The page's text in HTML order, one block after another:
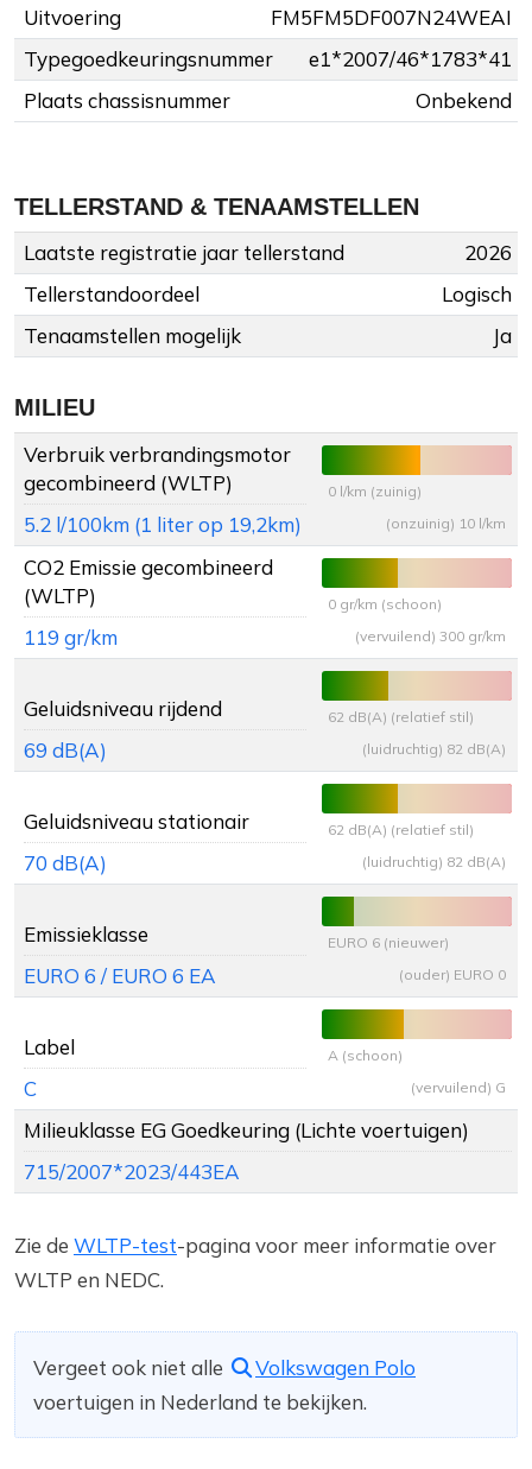
Uitvoering
FM5FM5DF007N24WEAI
Typegoedkeuringsnummer
e1*2007/46*1783*41
Plaats chassisnummer
Onbekend
TELLERSTAND & TENAAMSTELLEN
Laatste registratie jaar tellerstand
2026
Tellerstandoordeel
Logisch
Tenaamstellen mogelijk
Ja
MILIEU
Verbruik verbrandingsmotor
gecombineerd (WLTP)
5.2 l/100km (1 liter op 19,2km)
0 l/km (zuinig)
(onzuinig) 10 l/km
CO2 Emissie gecombineerd
(WLTP)
119 gr/km
0 gr/km (schoon)
(vervuilend) 300 gr/km
Geluidsniveau rijdend
69 dB(A)
62 dB(A) (relatief stil)
(luidruchtig) 82 dB(A)
Geluidsniveau stationair
70 dB(A)
62 dB(A) (relatief stil)
(luidruchtig) 82 dB(A)
Emissieklasse
EURO 6 / EURO 6 EA
EURO 6 (nieuwer)
(ouder) EURO 0
Label
C
A (schoon)
(vervuilend) G
Milieuklasse EG Goedkeuring (Lichte voertuigen)
715/2007*2023/443EA
Zie de WLTP-test-pagina voor meer informatie over
WLTP en NEDC.
Vergeet ook niet alle
Volkswagen Polo
voertuigen in Nederland te bekijken.